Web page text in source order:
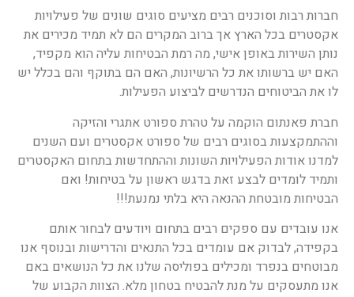
חברות רבות וסוכנים רבים מציעים סוגים שונים של פעילויות
אקסטרים בכל הארץ אך ברוב המקרים הם לא תמיד מכירים את
נותן השירות באופן אישי, מה רמת הבטיחות עליה הוא מקפיד,
האם יש ברשותו את כל הרשיונות, האם הם בתוקף והם בכלל יש
לו את הביטוחים הנדרשים לביצוע הפעילות.
חברת פאנתום הוקמה על טהרת ספורט אתגרי והזיקה
וההתמקצעות בסוגים רבים של ספורט אקסטרים ועם השנים
למדנו אודות הפעילויות השונות וההתחדשות בתחום האקסטרים
ותמיד לומדים לבצע זאת בדגש ראשון על בטיחות! ואם
הבטיחות מובטחת ההנאה היא בלתי נמנעת!!!
אנו עובדים עם ספקים רבים בתחום ויודעים לבחור אותם
בקפידה, לבדוק אם עומדים בכל התנאים והדרישות ובנוסף אנו
מבוטחים בנפרד ומכילים בפוליסה שלנו את כל הנושאים באם
אנו מתעסקים על מנת להבטיח בטחון מלא. הצוות הקבוע של